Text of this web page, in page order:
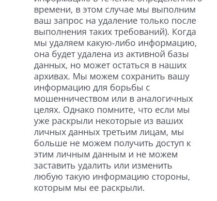
времени, в этом случае мы выполним
ваш запрос на удаление только после
выполнения таких требований). Когда
мы удаляем какую-либо информацию,
она будет удалена из активной базы
данных, но может остаться в наших
архивах. Мы можем сохранить вашу
информацию для борьбы с
мошенничеством или в аналогичных
целях. Однако помните, что если мы
уже раскрыли некоторые из ваших
личных данных третьим лицам, мы
больше не можем получить доступ к
этим личным данным и не можем
заставить удалить или изменить
любую такую информацию стороны,
которым мы ее раскрыли.